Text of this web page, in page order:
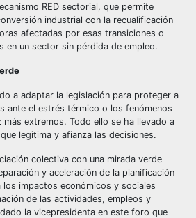
RED sectorial, que permite
industrial con la recualificación
afectadas por esas transiciones o
en un sector sin pérdida de empleo.
a adaptar la legislación para proteger a
ante el estrés térmico o los fenómenos
extremos. Todo ello se ha llevado a
legitima y afianza las decisiones.
colectiva con una mirada verde
y aceleración de la planificación
impactos económicos y sociales
de las actividades, empleos y
la vicepresidenta en este foro que